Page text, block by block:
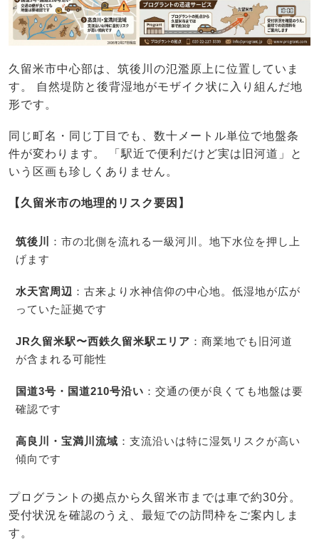
久留米市中心部は、筑後川の氾濫原上に位置していま
す。 自然堤防と後背湿地がモザイク状に入り組んだ地
形です。
同じ町名・同じ丁目でも、数十メートル単位で地盤条
件が変わります。 「駅近で便利だけど実は旧河道」と
いう区画も珍しくありません。
【久留米市の地理的リスク要因】
筑後川
：市の北側を流れる一級河川。地下水位を押し上
げます
水天宮周辺 ：古来より水神信仰の中心地。低湿地が広が
っていた証拠です
JR久留米駅〜西鉄久留米駅エリア ：商業地でも旧河道
が含まれる可能性
国道3号・国道210号沿い ：交通の便が良くても地盤は要
確認です
高良川・宝満川流域 ：支流沿いは特に湿気リスクが高い
傾向です
プログラントの拠点から久留米市までは車で約30分。
受付状況を確認のうえ、最短での訪問枠をご案内しま
す。